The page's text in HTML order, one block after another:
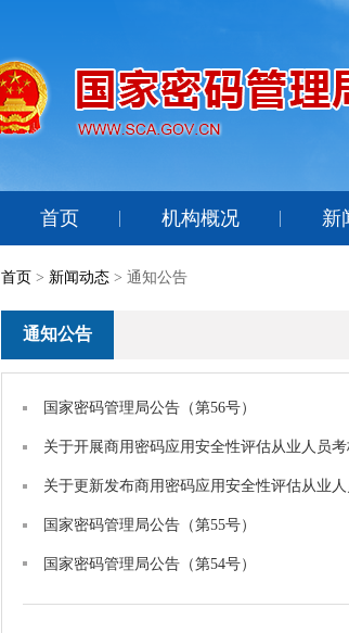
首页 机构概况 新
首页 > 新闻动态 > 通知公告
通知公告
国家密码管理局公告（第56号）
关于开展商用密码应用安全性评估从业人员
关于更新发布商用密码应用安全性评估从业
国家密码管理局公告（第55号）
国家密码管理局公告（第54号）